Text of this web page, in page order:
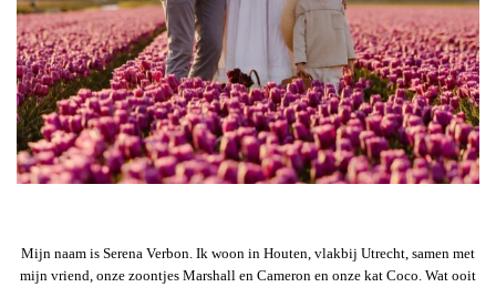
Mijn naam is Serena Verbon. Ik woon in Houten, vlakbij Utrecht, samen met
mijn vriend, onze zoontjes Marshall en Cameron en onze kat Coco. Wat ooit